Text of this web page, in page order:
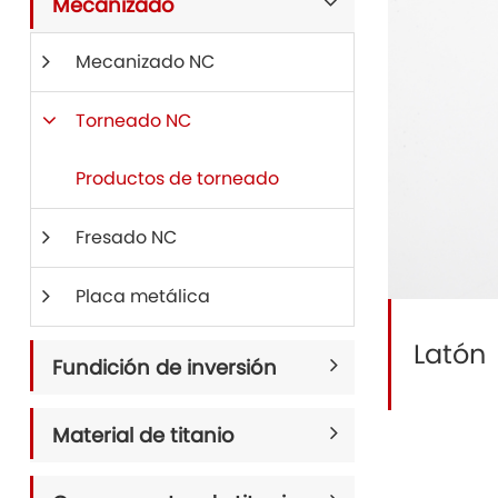
Mecanizado NC
Torneado NC
Productos de torneado
Fresado NC
Placa metálica
Fundición de inversión
Material de titanio
Latón